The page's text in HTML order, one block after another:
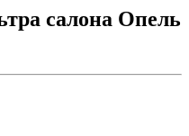
салона Опель